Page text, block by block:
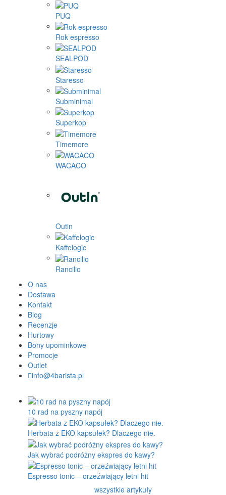
PUQ
Rok espresso
SEALPOD
Staresso
Subminimal
Superkop
Timemore
WACACO
Outin
Kaffelogic
Rancilio
O nas
Dostawa
Kontakt
Blog
Recenzje
Hurtowy
Bony upominkowe
Promocje
Outlet
info@4barista.pl
10 rad na pyszny napój
Herbata z EKO kapsułek? Dlaczego nie.
Jak wybrać podróżny ekspres do kawy?
Espresso tonic – orzeźwiający letni hit
wszystkie artykuły